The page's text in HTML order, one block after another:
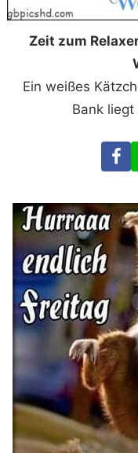
Zeit zum
Ein weißes
Bank